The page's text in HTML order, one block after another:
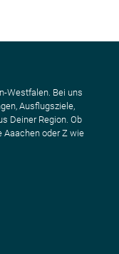
Westfalen. Bei uns
Ausflugsziele,
Deiner Region. Ob
Aaachen oder Z wie